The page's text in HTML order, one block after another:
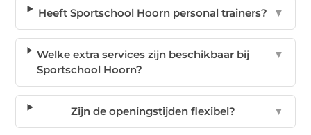
Heeft Sportschool Hoorn personal trainers? ▼
Welke extra services zijn beschikbaar bij
Sportschool Hoorn?
▼
Zijn de openingstijden flexibel? ▼